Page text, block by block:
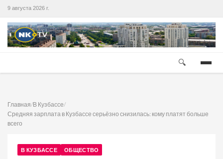
9 августа 2026 г.
🔍
Главная/В Кузбассе/
Средняя зарплата в Кузбассе серьёзно снизилась: кому платят больше
всего
В КУЗБАССЕ ОБЩЕСТВО